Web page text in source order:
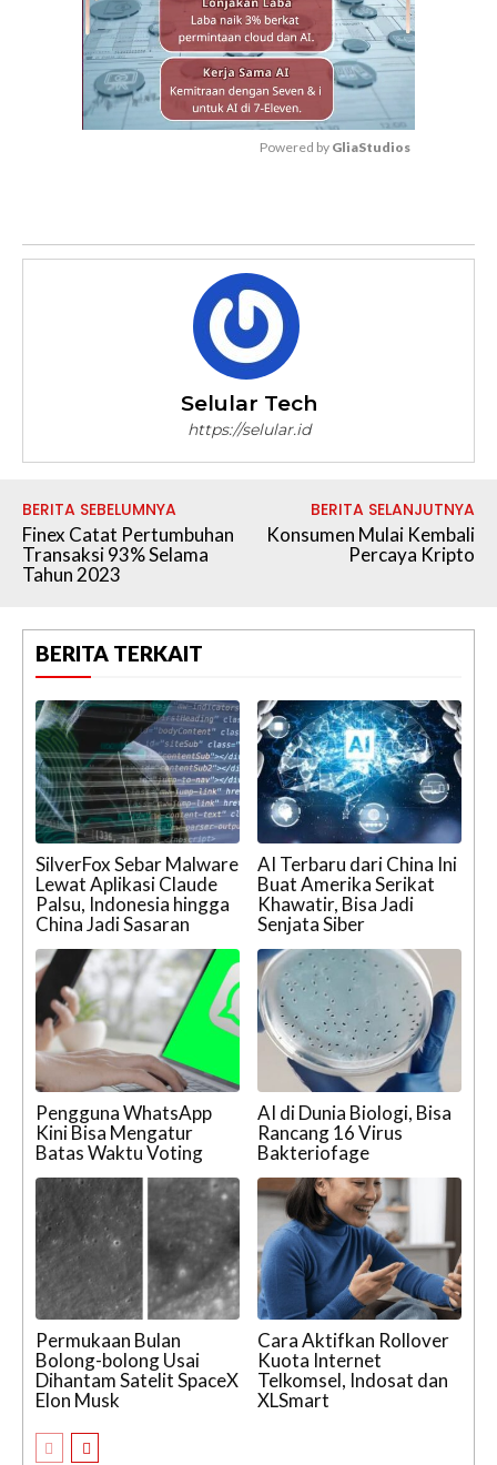
e
Powered by GliaStudios
Selular Tech
https://selular.id
BERITA SEBELUMNYA
Finex Catat Pertumbuhan
Transaksi 93% Selama
Tahun 2023
BERITA SELANJUTNYA
Konsumen Mulai Kembali
Percaya Kripto
BERITA TERKAIT
SilverFox Sebar Malware
Lewat Aplikasi Claude
Palsu, Indonesia hingga
China Jadi Sasaran
AI Terbaru dari China Ini
Buat Amerika Serikat
Khawatir, Bisa Jadi
Senjata Siber
Pengguna WhatsApp
Kini Bisa Mengatur
Batas Waktu Voting
AI di Dunia Biologi, Bisa
Rancang 16 Virus
Bakteriofage
Permukaan Bulan
Bolong-bolong Usai
Dihantam Satelit SpaceX
Elon Musk
Cara Aktifkan Rollover
Kuota Internet
Telkomsel, Indosat dan
XLSmart